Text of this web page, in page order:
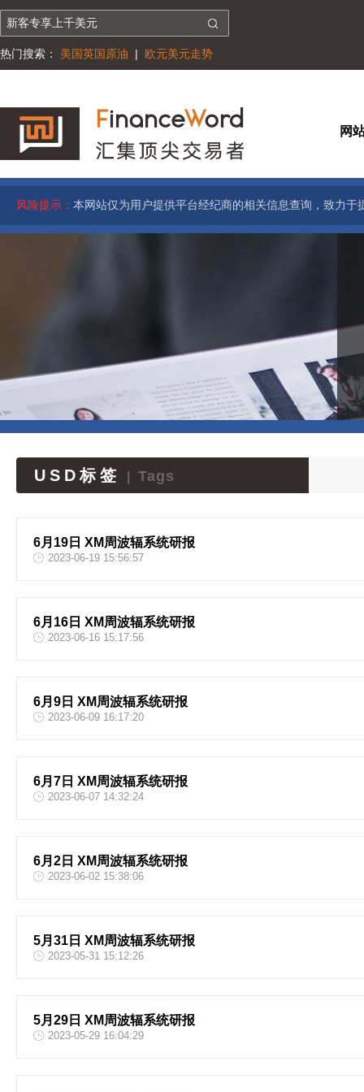
热门搜索： 美国英国原油 | 欧元美元走势
网
风险提示： 本网站仅为用户提供平台经纪商的相关信息查询，致力
USD标签 Tags
6月19日 XM周波辐系统研报
2023-06-19 15:56:57
6月16日 XM周波辐系统研报
2023-06-16 15:17:56
6月9日 XM周波辐系统研报
2023-06-09 16:17:20
6月7日 XM周波辐系统研报
2023-06-07 14:32:24
6月2日 XM周波辐系统研报
2023-06-02 15:38:06
5月31日 XM周波辐系统研报
2023-05-31 15:12:26
5月29日 XM周波辐系统研报
2023-05-29 16:04:29